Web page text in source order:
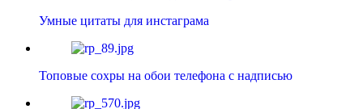
Умные цитаты для инстаграма
Топовые сохры на обои телефона с надписью